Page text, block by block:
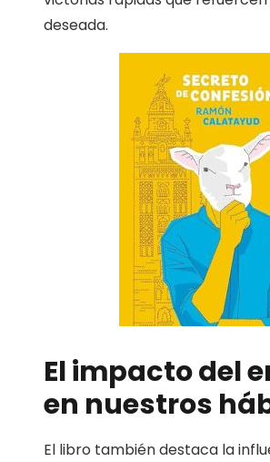
deseada.
El impacto del
en nuestros
El libro también destaca la